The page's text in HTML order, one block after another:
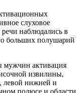
слуховое
наблюдались в
больших полушарий
мужчин активация
извилины,
левой нижней и